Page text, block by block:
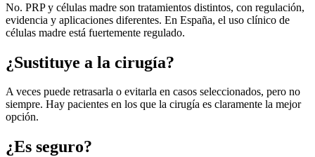
No. PRP y células madre son tratamientos distintos, con regulación,
evidencia y aplicaciones diferentes. En España, el uso clínico de
células madre está fuertemente regulado.
¿Sustituye a la cirugía?
A veces puede retrasarla o evitarla en casos seleccionados, pero no
siempre. Hay pacientes en los que la cirugía es claramente la mejor
opción.
¿Es seguro?